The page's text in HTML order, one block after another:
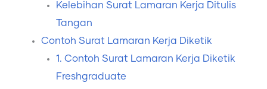
Kelebihan Surat Lamaran Kerja Ditulis
Tangan
Contoh Surat Lamaran Kerja Diketik
1. Contoh Surat Lamaran Kerja Diketik
Freshgraduate